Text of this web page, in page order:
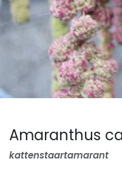
Amaranthus
kattenstaartamarant